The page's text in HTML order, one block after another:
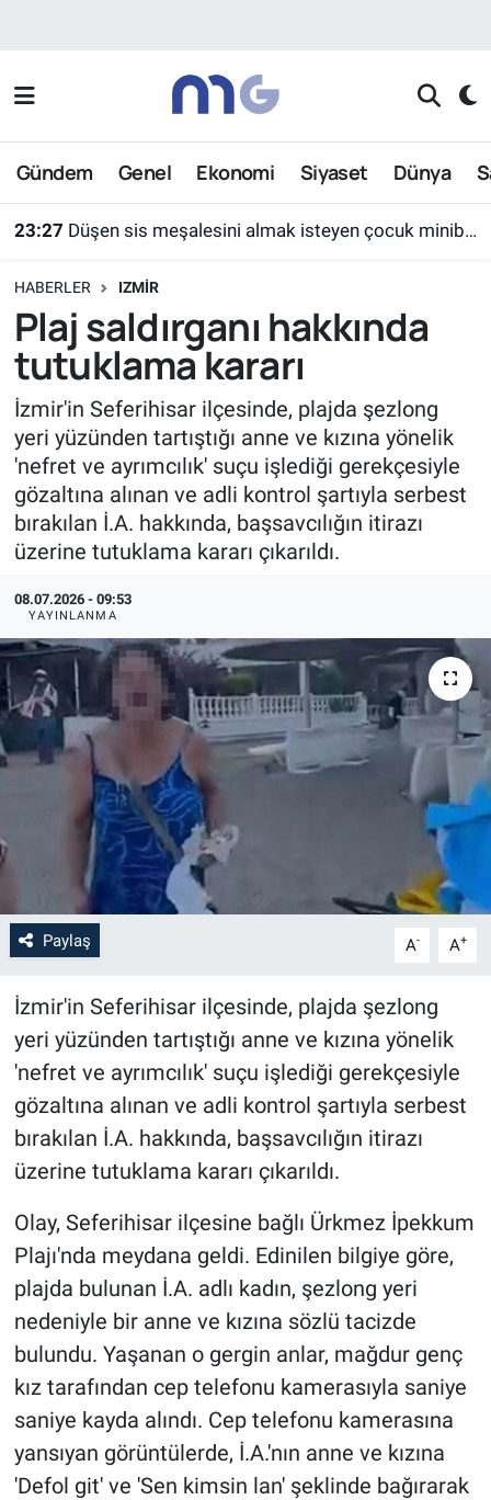
Gündem Genel Ekonomi Siyaset Dünya
23:27 Düşen sis meşalesini almak isteyen çocuk minibüsün altında kaldı
HABERLER IZMIR
Plaj saldırganı hakkında
tutuklama kararı
İzmir'in Seferihisar ilçesinde, plajda şezlong
yeri yüzünden tartıştığı anne ve kızına yönelik
'nefret ve ayrımcılık' suçu işlediği gerekçesiyle
gözaltına alınan ve adli kontrol şartıyla serbest
bırakılan İ.A. hakkında, başsavcılığın itirazı
üzerine tutuklama kararı çıkarıldı.
08.07.2026 - 09:53
YAYINLANMA
Paylaş A- A+
İzmir'in Seferihisar ilçesinde, plajda şezlong
yeri yüzünden tartıştığı anne ve kızına yönelik
'nefret ve ayrımcılık' suçu işlediği gerekçesiyle
gözaltına alınan ve adli kontrol şartıyla serbest
bırakılan İ.A. hakkında, başsavcılığın itirazı
üzerine tutuklama kararı çıkarıldı.
Olay, Seferihisar ilçesine bağlı Ürkmez İpekkum
Plajı'nda meydana geldi. Edinilen bilgiye göre,
plajda bulunan İ.A. adlı kadın, şezlong yeri
nedeniyle bir anne ve kızına sözlü tacizde
bulundu. Yaşanan o gergin anlar, mağdur genç
kız tarafından cep telefonu kamerasıyla saniye
saniye kayda alındı. Cep telefonu kamerasına
yansıyan görüntülerde, İ.A.'nın anne ve kızına
'Defol git' ve 'Sen kimsin lan' şeklinde bağırarak
Nöbetçi Eczaneler
Hava Durumu
Süper Lig Puan Durumu ve Fikstür
Tüm Manşetler
Son Dakika Haberleri
Haber Arşivi